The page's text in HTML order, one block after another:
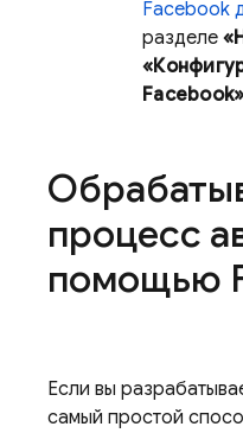
Facebook
разделе
Facebook»
процесс
помощью
Если вы
самый простой